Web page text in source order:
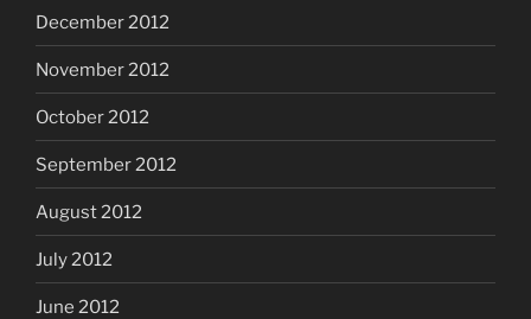
December 2012
November 2012
October 2012
September 2012
August 2012
July 2012
June 2012